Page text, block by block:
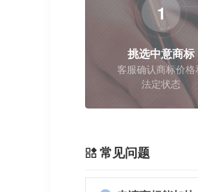
1
挑选中意商标
客服确认商标价格
法定状态
常见问题